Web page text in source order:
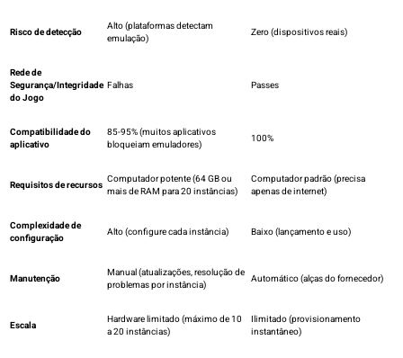
Risco de detecção
Alto (plataformas detectam
emulação)
Zero (dispositivos reais)
Rede de
Segurança/Integridade
do Jogo
Falhas Passes
Compatibilidade do
aplicativo
85-95% (muitos aplicativos
bloqueiam emuladores)
100%
Requisitos de recursos Computador potente (64 GB ou
mais de RAM para 20 instâncias)
Computador padrão (precisa
apenas de internet)
Complexidade de
configuração
Alto (configure cada instância) Baixo (lançamento e uso)
Manutenção
Manual (atualizações, resolução de
problemas por instância)
Automático (alças do fornecedor)
Escala
Hardware limitado (máximo de 10
a 20 instâncias)
Ilimitado (provisionamento
instantâneo)